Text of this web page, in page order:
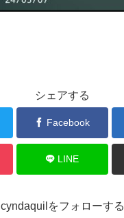
シェアする
Facebook
LINE
cyndaquilをフォローする